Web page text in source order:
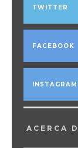
TWITTER
FACEBOOK
INSTAGRAM
ACERCA